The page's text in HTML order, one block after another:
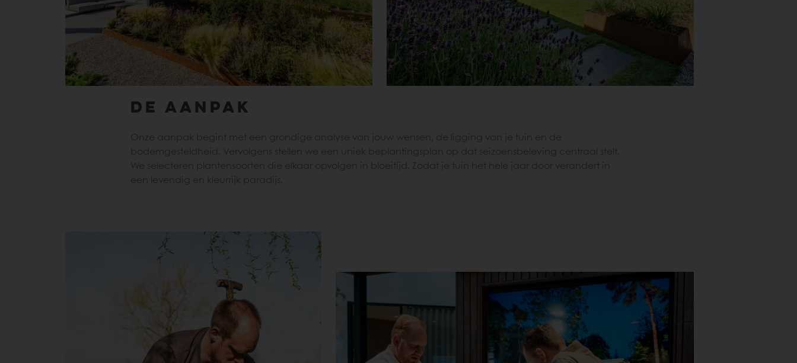
De aanpak
Onze aanpak begint met een grondige analyse van jouw wensen, de ligging van je tuin en de
bodemgesteldheid. Vervolgens stellen we een uniek beplantingsplan op dat seizoensbeleving centraal stelt.
We selecteren plantensoorten die elkaar opvolgen in bloeitijd. Zodat je tuin het hele jaar door verandert in
een levendig en kleurrijk paradijs.